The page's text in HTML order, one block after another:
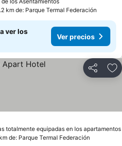
Ver precios
km de: Parque Termal Federación
ver los
Ver precios
Compartir
totalmente equipadas en los apartamentos
de: Parque Termal Federación